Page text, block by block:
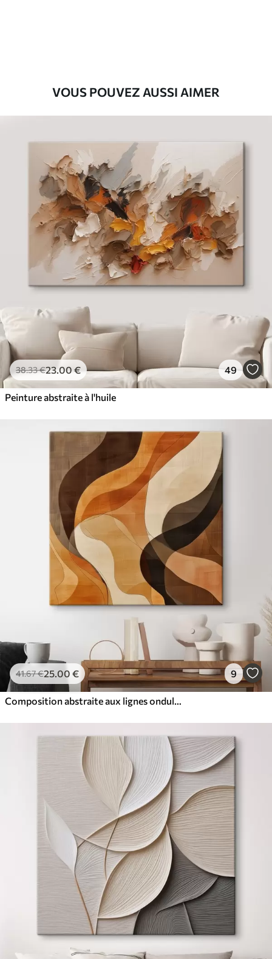
VOUS POUVEZ AUSSI AIMER
38.33€23.00€ 49
Peinture abstraite à l'huile
41.67€25.00 € 9
Composition abstraite aux lignes ondulées dynamiques, dans une palette de tons brun terre cuite